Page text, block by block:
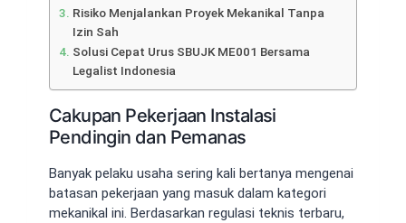
Risiko Menjalankan Proyek Mekanikal Tanpa
Izin Sah
Solusi Cepat Urus SBUJK ME001 Bersama
Legalist Indonesia
Cakupan Pekerjaan Instalasi
Pendingin dan Pemanas
Banyak pelaku usaha sering kali bertanya mengenai
batasan pekerjaan yang masuk dalam kategori
mekanikal ini. Berdasarkan regulasi teknis terbaru,